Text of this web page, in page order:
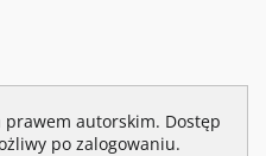
autorskim. Dostęp
po zalogowaniu.